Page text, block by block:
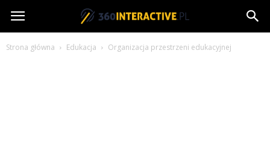
360interactive.pl
Strona główna Edukacja Organizacja przestrzeni edukacyjnej